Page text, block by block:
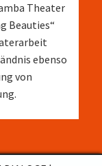
Theater
Beauties“
ebenso
von